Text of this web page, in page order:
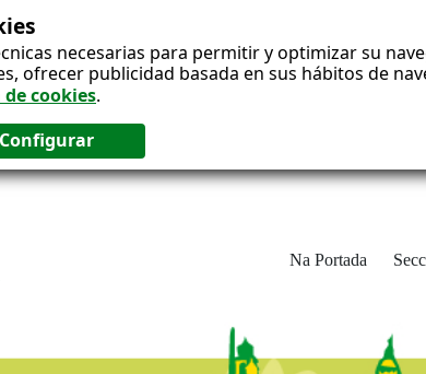
necesarias para permitir y optimizar su
ofrecer publicidad basada en sus hábitos de
cookies.
Na Portada